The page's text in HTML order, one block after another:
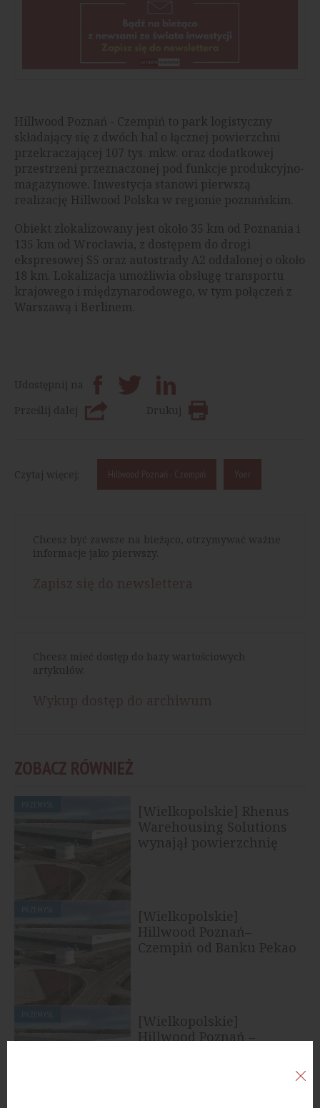
Hillwood Poznań - Czempiń to park logistyczny
składający się z dwóch hal o łącznej powierzchni
przekraczającej 107 tys. mkw. oraz dodatkowej
przestrzeni przeznaczonej pod funkcje produkcyjno-
magazynowe. Inwestycja stanowi pierwszą
realizację Hillwood Polska w regionie poznańskim.
Obiekt zlokalizowany jest około 35 km od Poznania i
135 km od Wrocławia, z dostępem do drogi
ekspresowej S5 oraz autostrady A2 oddalonej o około
18 km. Lokalizacja umożliwia obsługę transportu
krajowego i międzynarodowego, w tym połączeń z
Warszawą i Berlinem.
Udostępnij na
Prześlij dalej
Drukuj
Czytaj więcej: Hillwood Poznań - Czempiń Yoer
Chcesz być zawsze na bieżąco, otrzymywać ważne
informacje jako pierwszy.
Chcesz mieć dostęp do bazy wartościowych
artykułów.
ZOBACZ RÓWNIEŻ
[Wielkopolskie] Rhenus
Warehousing Solutions
wynajął powierzchnię
[Wielkopolskie]
Hillwood Poznań–
Czempiń od Banku Pekao
[Wielkopolskie]
Hillwood Poznań –